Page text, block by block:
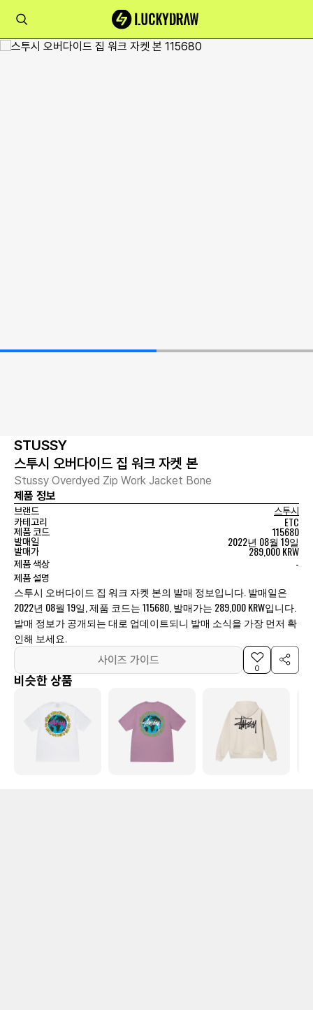
STUSSY
스투시 오버다이드 집 워크 자켓 본
Stussy Overdyed Zip Work Jacket Bone
제품 정보
브랜드
스투시
카테고리
ETC
제품 코드 115680
발매일 2022년 08월 19일
발매가 289,000 KRW
제품 색상 -
제품 설명
스투시 오버다이드 집 워크 자켓 본의 발매 정보입니다. 발매일은
2022년 08월 19일, 제품 코드는 115680, 발매가는 289,000 KRW입니다.
발매 정보가 공개되는 대로 업데이트되니 발매 소식을 가장 먼저 확
인해 보세요.
사이즈 가이드
0
비슷한 상품